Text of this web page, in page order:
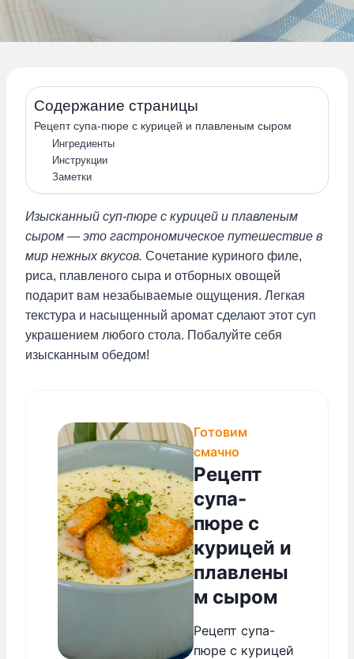
Содержание страницы
Рецепт супа-пюре с курицей и плавленым сыром
Ингредиенты
Инструкции
Заметки
Изысканный суп-пюре с курицей и плавленым
сыром — это гастрономическое путешествие в
мир нежных вкусов. Сочетание куриного филе,
риса, плавленого сыра и отборных овощей
подарит вам незабываемые ощущения. Легкая
текстура и насыщенный аромат сделают этот суп
украшением любого стола. Побалуйте себя
изысканным обедом!
Готовим
смачно
Рецепт
супа-
пюре с
курицей и
плавлены
м сыром
Рецепт супа-
пюре с курицей